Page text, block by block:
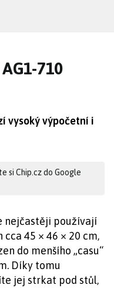
710
vysoký výpočetní i
si Chip.cz do Google
nejčastěji používají
45 × 46 × 20 cm,
do menšího „casu“
Díky tomu
jej strkat pod stůl,